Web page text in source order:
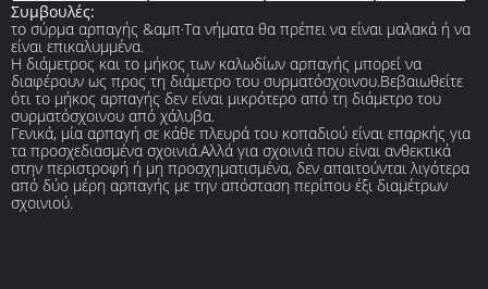
Συμβουλές:
το σύρμα αρπαγής &αμπ·Τα νήματα θα πρέπει να είναι μαλακά ή να
είναι επικαλυμμένα.
Η διάμετρος και το μήκος των καλωδίων αρπαγής μπορεί να
διαφέρουν ως προς τη διάμετρο του συρματόσχοινου.Βεβαιωθείτε
ότι το μήκος αρπαγής δεν είναι μικρότερο από τη διάμετρο του
συρματόσχοινου από χάλυβα.
Γενικά, μία αρπαγή σε κάθε πλευρά του κοπαδιού είναι επαρκής για
τα προσχεδιασμένα σχοινιά.Αλλά για σχοινιά που είναι ανθεκτικά
στην περιστροφή ή μη προσχηματισμένα, δεν απαιτούνται λιγότερα
από δύο μέρη αρπαγής με την απόσταση περίπου έξι διαμέτρων
σχοινιού.